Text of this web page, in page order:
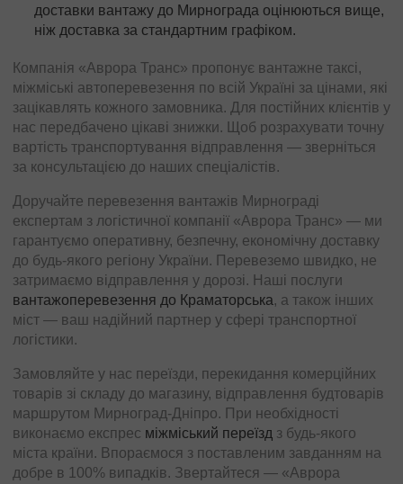
доставки вантажу до Мирнограда оцінюються вище,
ніж доставка за стандартним графіком.
Компанія «Аврора Транс» пропонує вантажне таксі,
міжміські автоперевезення по всій Україні за цінами, які
зацікавлять кожного замовника. Для постійних клієнтів у
нас передбачено цікаві знижки. Щоб розрахувати точну
вартість транспортування відправлення — зверніться
за консультацією до наших спеціалістів.
Доручайте перевезення вантажів Мирнограді
експертам з логістичної компанії «Аврора Транс» — ми
гарантуємо оперативну, безпечну, економічну доставку
до будь-якого регіону України. Перевеземо швидко, не
затримаємо відправлення у дорозі. Наші послуги
вантажоперевезення до Краматорська, а також інших
міст — ваш надійний партнер у сфері транспортної
логістики.
Замовляйте у нас переїзди, перекидання комерційних
товарів зі складу до магазину, відправлення будтоварів
маршрутом Мирноград-Дніпро. При необхідності
виконаємо експрес міжміський переїзд з будь-якого
міста країни. Впораємося з поставленим завданням на
добре в 100% випадків. Звертайтеся — «Аврора